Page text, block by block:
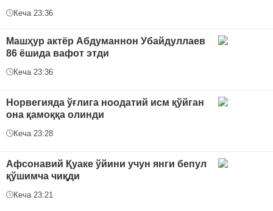
Кеча 23:36
Машҳур актёр Абдуманнон Убайдуллаев
86 ёшида вафот этди
Кеча 23:36
Норвегияда ўғлига ноодатий исм қўйган
она қамоққа олинди
Кеча 23:28
Афсонавий Қуаке ўйини учун янги бепул
қўшимча чиқди
Кеча 23:21